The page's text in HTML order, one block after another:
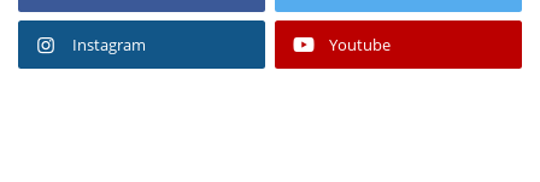
Instagram Youtube